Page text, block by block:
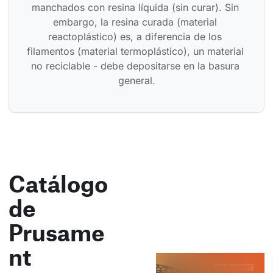
manchados con resina líquida (sin curar). Sin
embargo, la resina curada (material
reactoplástico) es, a diferencia de los
filamentos (material termoplástico), un material
no reciclable - debe depositarse en la basura
general.
Catálogo
de
Prusame
nt